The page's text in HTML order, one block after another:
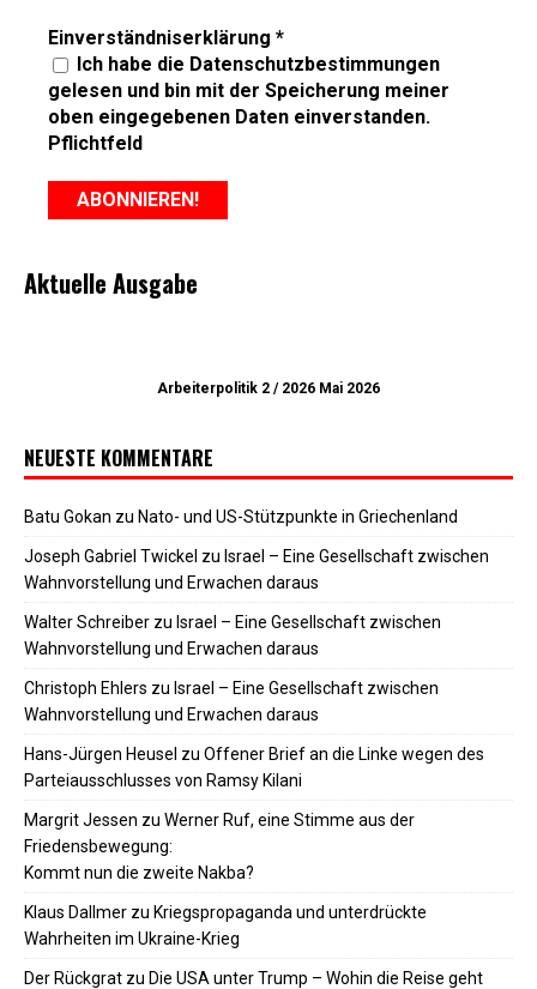
Einverständniserklärung *
Ich habe die Datenschutzbestimmungen
gelesen und bin mit der Speicherung meiner
oben eingegebenen Daten einverstanden.
Pflichtfeld
Aktuelle Ausgabe
Arbeiterpolitik 2 / 2026 Mai 2026
NEUESTE KOMMENTARE
Batu Gokan zu Nato- und US-Stützpunkte in Griechenland
Joseph Gabriel Twickel zu Israel – Eine Gesellschaft zwischen
Wahnvorstellung und Erwachen daraus
Walter Schreiber zu Israel – Eine Gesellschaft zwischen
Wahnvorstellung und Erwachen daraus
Christoph Ehlers zu Israel – Eine Gesellschaft zwischen
Wahnvorstellung und Erwachen daraus
Hans-Jürgen Heusel zu Offener Brief an die Linke wegen des
Parteiausschlusses von Ramsy Kilani
Margrit Jessen zu Werner Ruf, eine Stimme aus der
Friedensbewegung:
Kommt nun die zweite Nakba?
Klaus Dallmer zu Kriegspropaganda und unterdrückte
Wahrheiten im Ukraine-Krieg
Der Rückgrat zu Die USA unter Trump – Wohin die Reise geht